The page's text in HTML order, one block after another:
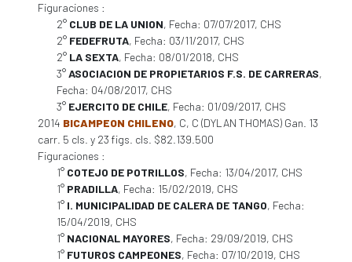
Figuraciones :
2° CLUB DE LA UNION, Fecha: 07/07/2017, CHS
2° FEDEFRUTA, Fecha: 03/11/2017, CHS
2° LA SEXTA, Fecha: 08/01/2018, CHS
3°ASOCIACION DE PROPIETARIOS F.S. DE CARRERAS,
Fecha: 04/08/2017, CHS
3° EJERCITO DE CHILE, Fecha: 01/09/2017, CHS
2014 BICAMPEON CHILENO, C, C (DYLAN THOMAS) Gan. 13
carr. 5 cls. y 23 figs. cls. $82.139.500
Figuraciones :
1° COTEJO DE POTRILLOS, Fecha: 13/04/2017, CHS
1° PRADILLA, Fecha: 15/02/2019, CHS
1° I. MUNICIPALIDAD DE CALERA DE TANGO, Fecha:
15/04/2019, CHS
1° NACIONAL MAYORES, Fecha: 29/09/2019, CHS
1° FUTUROS CAMPEONES, Fecha: 07/10/2019, CHS